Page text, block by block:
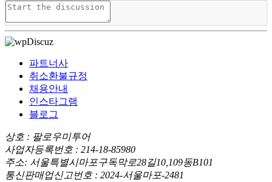
파트너사
취소환불규정
채용안내
인스타그램
블로그
상호 : 팔로우미투어
사업자등록번호 : 214-18-85980
주소: 서울특별시마포구독막로28길10,109동B101
통신판매업신고번호 : 2024-서울마포-2481